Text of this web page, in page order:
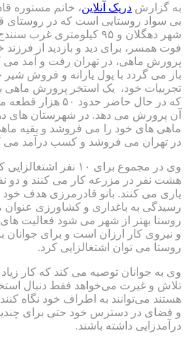
به گزارش دریک آنلاین
شهر دهگلان و ۹۵ کیلومتری
فوت همسر، برای دید و بازدید از
پرورش ماهی، در تهران رفت و آمد می
باز می گردد با پول یارانه و فروش شیر
تجربیات خود، یک استخر پرورش ماهی
که در حال حاضر
آن پرورش می دهد. در شهرستان های
ماهی های خود را می فروشد و بقیه
در تهران می فروشد و کسب درآمد می
وی در مجموع برای ۱۰
هشت نفر در مزرعه کار می کنند و دو
یاری می کنند. بانو قادرمرزی هدف
رسیدگی به باغداری و کشاورزی
روستا بهتر از شهر می شود فعالیت های
و نیروی کار ارزان است و برای جوانان
روستا می توان اشتغالزایی کرد.
وی به جوانان توصیه می کند که کار
تلاش و غیرت می‌خواهد فقط دنبال
هستند می‌توانند به اطراف خود نگاه
و فضای در دسترس خود حتی برای
درآمدزایی داشته باشند.